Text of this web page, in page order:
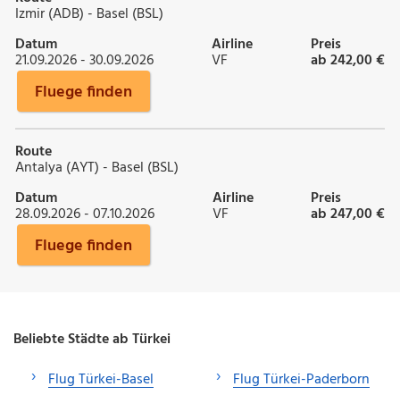
Izmir (ADB) - Basel (BSL)
Datum
21.09.2026 - 30.09.2026
Airline
VF
Preis
ab 242,00 €
Fluege finden
Route
Antalya (AYT) - Basel (BSL)
Datum
28.09.2026 - 07.10.2026
Airline
VF
Preis
ab 247,00 €
Fluege finden
Beliebte Städte ab Türkei
Flug Türkei-Basel
Flug Türkei-Paderborn